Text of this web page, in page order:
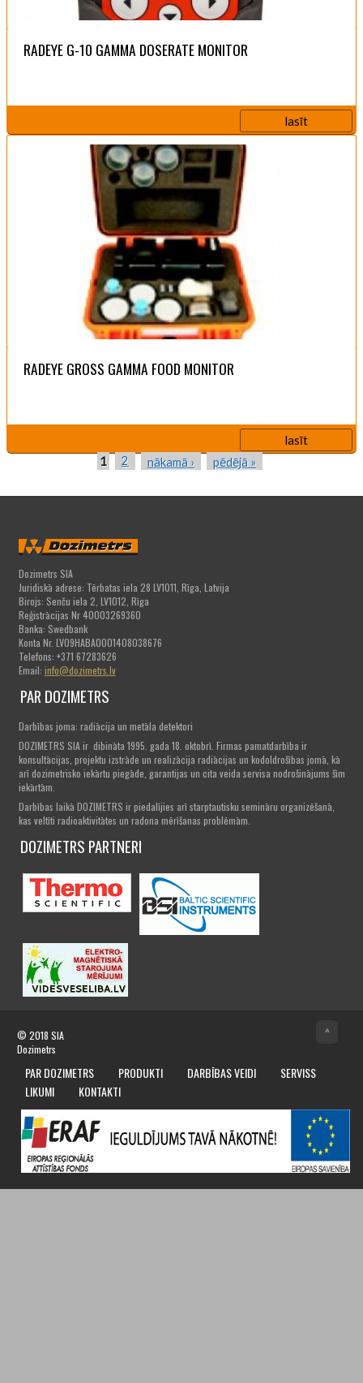
RADEYE G-10 GAMMA DOSERATE MONITOR
lasīt
RADEYE GROSS GAMMA FOOD MONITOR
lasīt
1 2 nākamā › pēdējā »
Dozimetrs SIA
Juridiskā adrese: Tērbatas iela 28 LV1011, Rīga, Latvija
Birojs: Senču iela 2, LV1012, Rīga
Reģistrācijas Nr 40003269360
Banka: Swedbank
Konta Nr. LV09HABA0001408038676
Telefons: +371 67283626
Email: info@dozimetrs.lv
PAR DOZIMETRS
Darbības joma: radiācija un metāla detektori
DOZIMETRS SIA ir dibināta 1995. gada 18. oktobrī. Firmas pamatdarbība ir
konsultācijas, projektu izstrāde un realizācija radiācijas un kodoldrošības jomā, kā
arī dozimetrisko iekārtu piegāde, garantijas un cita veida servisa nodrošinājums šīm
iekārtām.
Darbības laikā DOZIMETRS ir piedalījies arī starptautisku semināru organizēšanā,
kas veltīti radioaktivitātes un radona mērīšanas problēmām.
DOZIMETRS PARTNERI
© 2018 SIA
Dozimetrs
^
PAR DOZIMETRS PRODUKTI DARBĪBAS VEIDI
SERVISS
LIKUMI
KONTAKTI